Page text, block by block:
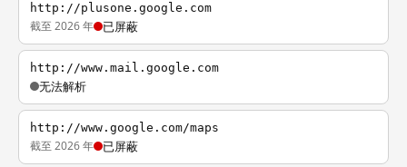
http://plusone.google.com
截至 2026 年 已屏蔽
http://www.mail.google.com
无法解析
http://www.google.com/maps
截至 2026 年 已屏蔽